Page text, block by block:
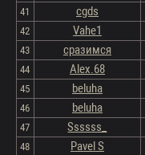
41
cgds
42
Vahe1
43
сразимся
44
Alex.68
45
beluha
46
beluha
47
Ssssss_
48
Pavel S